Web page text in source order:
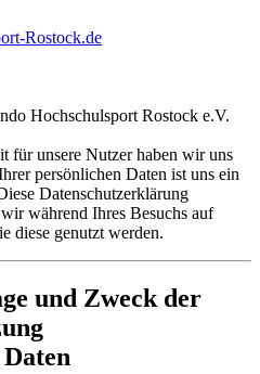
Rostock.de
Hochschulsport Rostock e.V.
für unsere Nutzer haben wir uns
persönlichen Daten ist uns ein
Datenschutzerklärung
während Ihres Besuchs auf
diese genutzt werden.
und Zweck der